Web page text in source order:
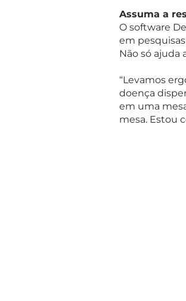
Assuma a
O software
em
Não só ajuda
“Levamos
doença
em uma
mesa. Estou